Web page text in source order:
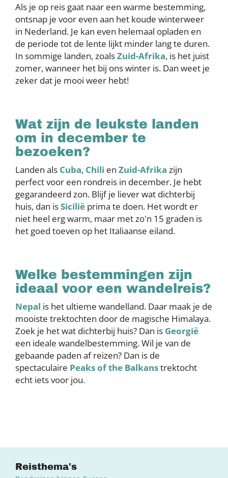
Als je op reis gaat naar een warme bestemming,
ontsnap je voor even aan het koude winterweer
in Nederland. Je kan even helemaal opladen en
de periode tot de lente lijkt minder lang te duren.
In sommige landen, zoalsZuid-Afrika, is het juist
zomer, wanneer het bij ons winter is. Dan weet je
zeker dat je mooi weer hebt!
Wat zijn de leukste landen
om in december te
bezoeken?
Landen als Cuba, Chili en Zuid-Afrika zijn
perfect voor een rondreis in december. Je hebt
gegarandeerd zon. Blijf je liever wat dichterbij
huis, dan isSicilië prima te doen. Het wordt er
niet heel erg warm, maar met zo'n 15 graden is
het goed toeven op het Italiaanse eiland.
Welke bestemmingen zijn
ideaal voor een wandelreis?
Nepal is het ultieme wandelland. Daar maak je de
mooiste trektochten door de magische Himalaya.
Zoek je het wat dichterbij huis? Dan is Georgië
een ideale wandelbestemming. Wil je van de
gebaande paden af reizen? Dan is de
spectaculaire Peaks of the Balkanstrektocht
echt iets voor jou.
Reisthema's